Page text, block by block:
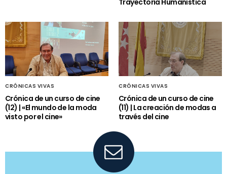
Trayectoria Humanística
CRÓNICAS VIVAS
Crónica de un curso de cine
(12) | «El mundo de la moda
visto por el cine»
CRÓNICAS VIVAS
Crónica de un curso de cine
(11) | La creación de modas a
través del cine